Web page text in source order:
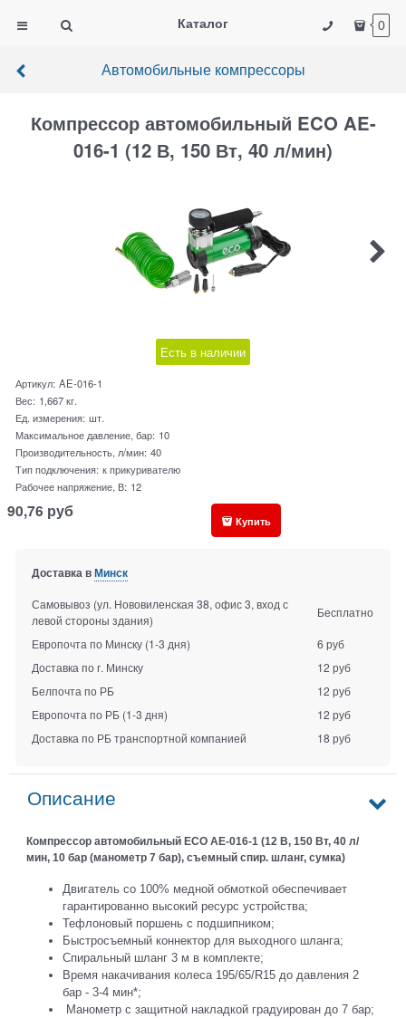
Каталог 0
Автомобильные компрессоры
Компрессор автомобильный ECO AE-
016-1 (12 В, 150 Вт, 40 л/мин)
Есть в наличии
Артикул: AE-016-1
Вес: 1,667кг.
Ед. измерения: шт.
Максимальное давление, бар: 10
Производительность, л/мин: 40
Тип подключения: к прикуривателю
Рабочее напряжение, В: 12
90,76 руб Купить
Доставка вМинск
Самовывоз (ул. Нововиленская 38, офис 3, вход с
левой стороны здания)
Бесплатно
Европочта по Минску (1-3 дня)
6 руб
Доставка по г. Минску
12 руб
Белпочта по РБ
12 руб
Европочта по РБ (1-3 дня)
12 руб
Доставка по РБ транспортной компанией
18 руб
Описание
Компрессор автомобильный ECO AE-016-1 (12 В, 150 Вт, 40 л/
мин, 10 бар (манометр 7 бар), съемный спир. шланг, сумка)
Двигатель со 100% медной обмоткой обеспечивает
гарантированно высокий ресурс устройства;
Тефлоновый поршень с подшипником;
Быстросъемный коннектор для выходного шланга;
Спиральный шланг 3 м в комплекте;
Время накачивания колеса 195/65/R15 до давления 2
бар - 3-4 мин*;
Манометр с защитной накладкой градуирован до 7 бар;